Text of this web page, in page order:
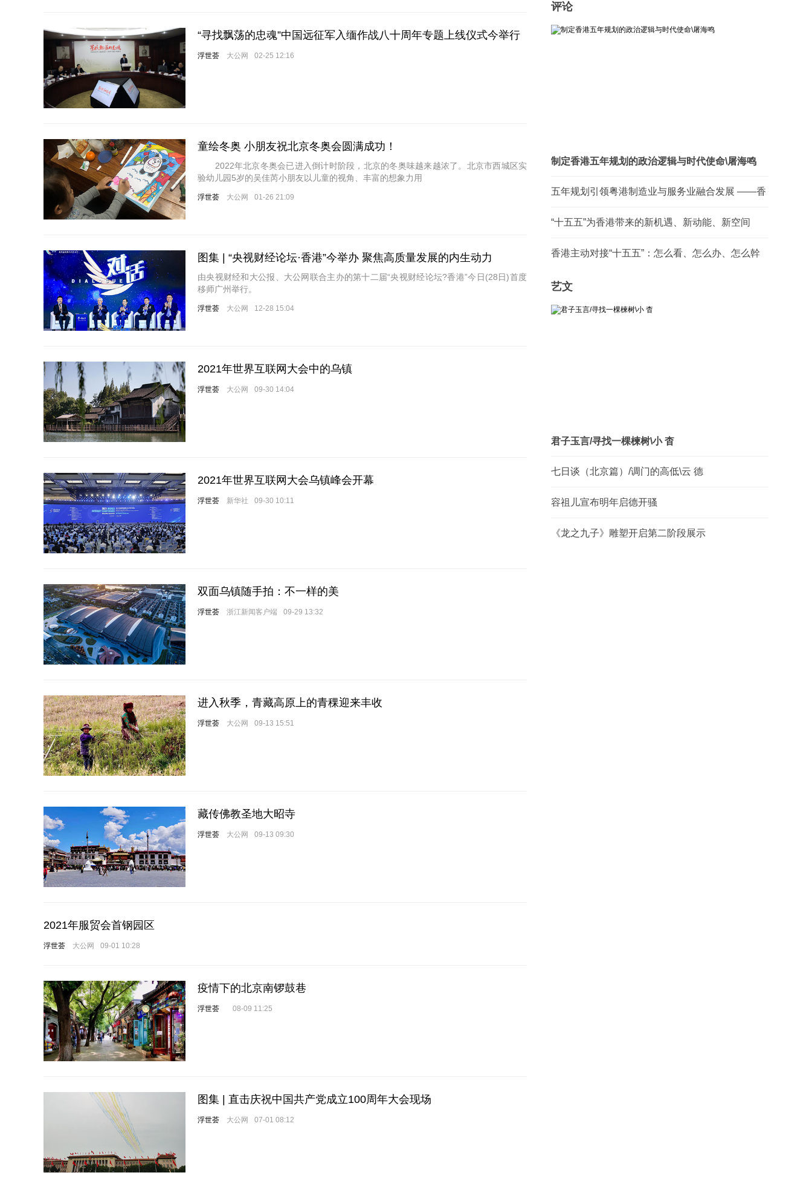
“寻找飘荡的忠魂”中国远征军入缅作战八十周年专题上线仪式今举行
浮世荟 大公网 02-25 12:16
童绘冬奥 小朋友祝北京冬奥会圆满成功！
2022年北京冬奥会已进入倒计时阶段，北京的冬奥味越来越浓了。北京市西城区实
验幼儿园5岁的吴佳芮小朋友以儿童的视角、丰富的想象力用
浮世荟 大公网 01-26 21:09
图集 | “央视财经论坛·香港”今举办 聚焦高质量发展的内生动力
由央视财经和大公报、大公网联合主办的第十二届“央视财经论坛?香港”今日(28日)首度
移师广州举行。
浮世荟 大公网 12-28 15:04
2021年世界互联网大会中的乌镇
浮世荟 大公网 09-30 14:04
2021年世界互联网大会乌镇峰会开幕
浮世荟 新华社 09-30 10:11
双面乌镇随手拍：不一样的美
浮世荟 浙江新闻客户端 09-29 13:32
进入秋季，青藏高原上的青稞迎来丰收
浮世荟 大公网 09-13 15:51
藏传佛教圣地大昭寺
浮世荟 大公网 09-13 09:30
2021年服贸会首钢园区
浮世荟 大公网 09-01 10:28
疫情下的北京南锣鼓巷
浮世荟 08-09 11:25
图集 | 直击庆祝中国共产党成立100周年大会现场
浮世荟 大公网 07-01 08:12
评论
制定香港五年规划的政治逻辑与时代使命\屠海鸣
五年规划引领粤港制造业与服务业融合发展 ——香
港与广东的“两业协同”实践历程与前瞻\李小瑛
“十五五”为香港带来的新机遇、新动能、新空间
——深入学习领会国家规划精神 把握香港角色内涵
转变/毛艳华
香港主动对接“十五五”：怎么看、怎么办、怎么幹
──释放“一国两制”制度优势 科学谋划香港由治及兴
战略...
艺文
君子玉言/寻找一棵楝树\小 杳
七日谈（北京篇）/调门的高低\云 德
容祖儿宣布明年启德开骚
《龙之九子》雕塑开启第二阶段展示